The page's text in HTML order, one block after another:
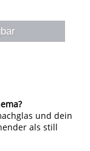
und dein
als still